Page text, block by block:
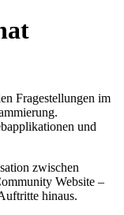
Fragestellungen im
und
zwischen
Website –
hinaus.